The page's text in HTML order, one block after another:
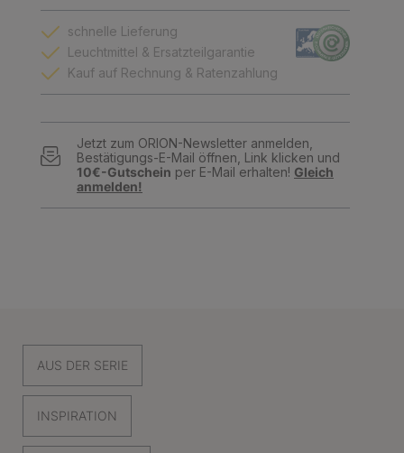
schnelle Lieferung
Leuchtmittel & Ersatzteilgarantie
Kauf auf Rechnung & Ratenzahlung
Jetzt zum ORION-Newsletter anmelden,
Bestätigungs-E-Mail öffnen, Link klicken und
10€-Gutschein per E-Mail erhalten! Gleich
anmelden!
AUS DER SERIE
INSPIRATION